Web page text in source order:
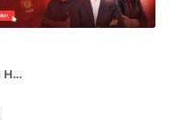
Concursos Hospitais Universitários Federais 2016: Mais de 1.000 vagas confirmadas para área de enfermagem!